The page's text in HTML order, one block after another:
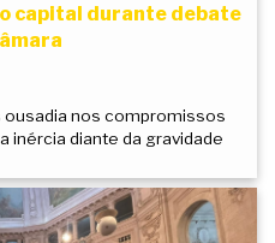
capital durante debate
ousadia nos compromissos
inércia diante da gravidade